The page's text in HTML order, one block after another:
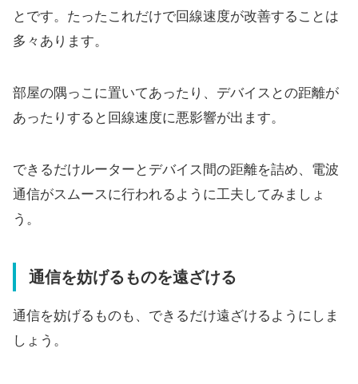
とです。たったこれだけで回線速度が改善することは
多々あります。
部屋の隅っこに置いてあったり、デバイスとの距離が
あったりすると回線速度に悪影響が出ます。
できるだけルーターとデバイス間の距離を詰め、電波
通信がスムースに行われるように工夫してみましょ
う。
通信を妨げるものを遠ざける
通信を妨げるものも、できるだけ遠ざけるようにしま
しょう。